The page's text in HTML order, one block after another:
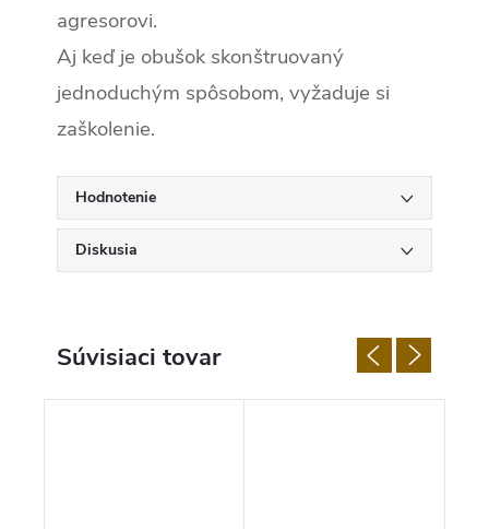
agresorovi.
Aj keď je obušok skonštruovaný
jednoduchým spôsobom, vyžaduje si
zaškolenie.
Hodnotenie
Diskusia
Súvisiaci tovar